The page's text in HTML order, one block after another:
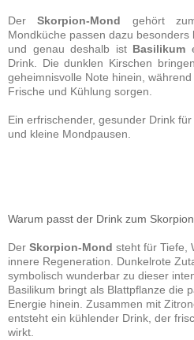
DerSkorpion-Mond gehört
Mondküche passen dazu besonders
und genau deshalb ist Basilikum
Drink. Die dunklen Kirschen
geheimnisvolle Note hinein,
Frische und Kühlung sorgen.
Ein erfrischender, gesunder Drink
und kleine Mondpausen.
Warum passt der Drink zum
Der Skorpion-Mond steht für Tiefe,
innere Regeneration. Dunkelrote
symbolisch wunderbar zu dieser
Basilikum bringt als Blattpflanze die
Energie hinein. Zusammen mit
entsteht ein kühlender Drink, der
wirkt.